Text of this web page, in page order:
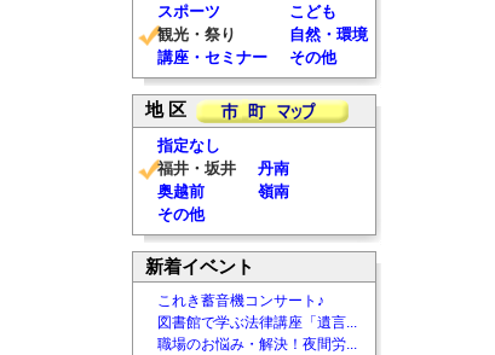
スポーツ
こども
観光・祭り
自然・環境
講座・セミナー
その他
地 区
指定なし
福井・坂井
丹南
奥越前
嶺南
その他
新着イベント
これき蓄音機コンサート♪
図書館で学ぶ法律講座「遺言...
職場のお悩み・解決！夜間労...